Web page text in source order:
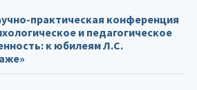
практическая конференция
и педагогическое
к юбилеям Л.С.